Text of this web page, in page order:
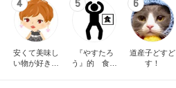
4
安くて美味し
い物が好き☆
5
『やすたろ
う』的 食の
6
道産子どすど
す！